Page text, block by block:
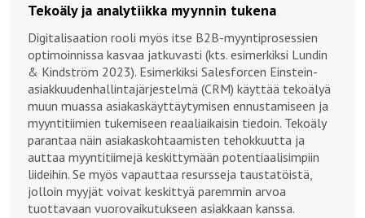
Tekoäly ja analytiikka myynnin tukena
Digitalisaation rooli myös itse B2B-myyntiprosessien
optimoinnissa kasvaa jatkuvasti (kts. esimerkiksi Lundin
& Kindström 2023). Esimerkiksi Salesforcen Einstein-
asiakkuudenhallintajärjestelmä (CRM) käyttää tekoälyä
muun muassa asiakaskäyttäytymisen ennustamiseen ja
myyntitiimien tukemiseen reaaliaikaisin tiedoin. Tekoäly
parantaa näin asiakaskohtaamisten tehokkuutta ja
auttaa myyntitiimejä keskittymään potentiaalisimpiin
liideihin. Se myös vapauttaa resursseja taustatöistä,
jolloin myyjät voivat keskittyä paremmin arvoa
tuottavaan vuorovaikutukseen asiakkaan kanssa.